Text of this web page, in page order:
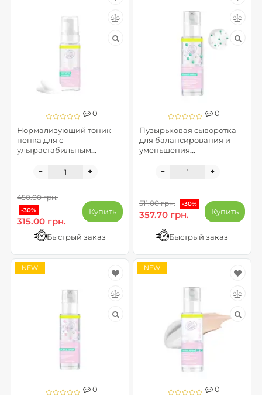
0
Нормализующий тоник-
пенка для с
ультрастабильным
BOOMBASTIC LAB
450.00 грн.
-30%
315.00 грн.
Купить
Быстрый заказ
0
Пузырьковая сыворотка
для балансирования и
уменьшения
FaceBoom BOOMBASTIC
511.00 грн. -30%
357.70 грн. Купить
Быстрый заказ
0
NEW
0
NEW